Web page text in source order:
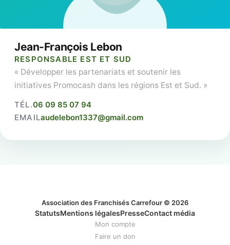
Jean-François Lebon
RESPONSABLE EST ET SUD
« Développer les partenariats et soutenir les
initiatives Promocash dans les régions Est et Sud. »
TÉL.06 09 85 07 94
EMAILaudelebon1337@gmail.com
Association des Franchisés Carrefour © 2026
StatutsMentions légalesPresseContact média
Mon compte
Faire un don